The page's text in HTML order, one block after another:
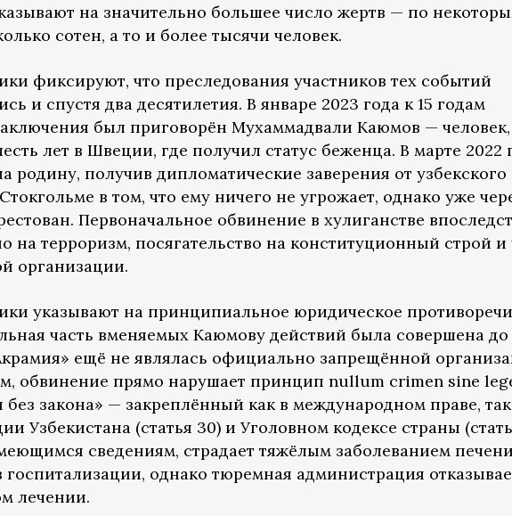
на значительно большее число жертв — по
сотен, а то и более тысячи человек.
фиксируют, что преследования участников тех событий
и спустя два десятилетия. В январе 2023 года к 15 годам
был приговорён Мухаммадвали Каюмов — человек,
лет в Швеции, где получил статус беженца. В марте 2022
родину, получив дипломатические заверения от узбекского
в том, что ему ничего не угрожает, однако уже
Первоначальное обвинение в хулиганстве
на терроризм, посягательство на конституционный строй и
организации.
указывают на принципиальное юридическое
часть вменяемых Каюмову действий была совершена до
ещё не являлась официально запрещённой
обвинение прямо нарушает принцип nullum crimen sine
без закона» — закреплённый как в международном праве, так
Узбекистана (статья 30) и Уголовном кодексе страны
сведениям, страдает тяжёлым заболеванием печени
госпитализации, однако тюремная администрация
лечении.